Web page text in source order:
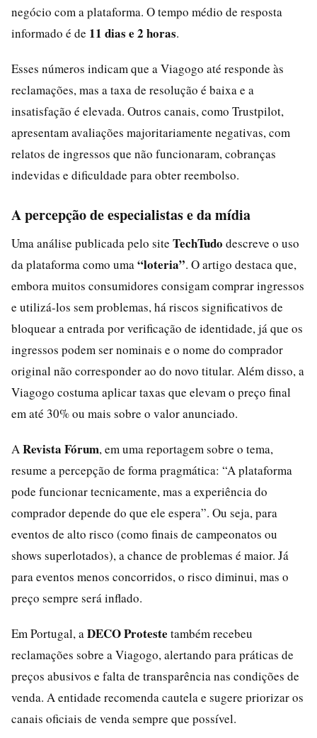
negócio com a plataforma. O tempo médio de resposta
informado é de 11 dias e 2 horas.
Esses números indicam que a Viagogo até responde às
reclamações, mas a taxa de resolução é baixa e a
insatisfação é elevada. Outros canais, como Trustpilot,
apresentam avaliações majoritariamente negativas, com
relatos de ingressos que não funcionaram, cobranças
indevidas e dificuldade para obter reembolso.
A percepção de especialistas e da mídia
Uma análise publicada pelo site TechTudo descreve o uso
da plataforma como uma “loteria”. O artigo destaca que,
embora muitos consumidores consigam comprar ingressos
e utilizá-los sem problemas, há riscos significativos de
bloquear a entrada por verificação de identidade, já que os
ingressos podem ser nominais e o nome do comprador
original não corresponder ao do novo titular. Além disso, a
Viagogo costuma aplicar taxas que elevam o preço final
em até 30% ou mais sobre o valor anunciado.
A Revista Fórum, em uma reportagem sobre o tema,
resume a percepção de forma pragmática: “A plataforma
pode funcionar tecnicamente, mas a experiência do
comprador depende do que ele espera”. Ou seja, para
eventos de alto risco (como finais de campeonatos ou
shows superlotados), a chance de problemas é maior. Já
para eventos menos concorridos, o risco diminui, mas o
preço sempre será inflado.
Em Portugal, a DECO Proteste também recebeu
reclamações sobre a Viagogo, alertando para práticas de
preços abusivos e falta de transparência nas condições de
venda. A entidade recomenda cautela e sugere priorizar os
canais oficiais de venda sempre que possível.